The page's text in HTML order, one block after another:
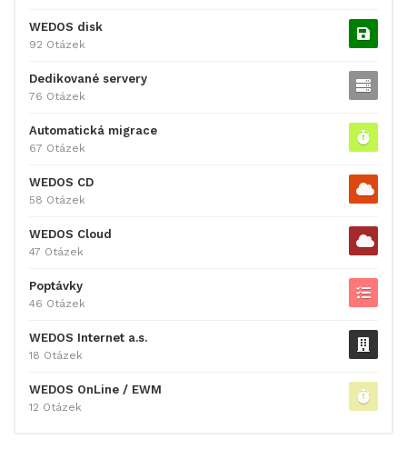
WEDOS disk
92 Otázek
Dedikované servery
76 Otázek
Automatická migrace
67 Otázek
WEDOS CD
58 Otázek
WEDOS Cloud
47 Otázek
Poptávky
46 Otázek
WEDOS Internet a.s.
18 Otázek
WEDOS OnLine / EWM
12 Otázek